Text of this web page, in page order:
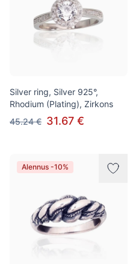
Silver ring, Silver 925°,
Rhodium (Plating), Zirkons
45.24 € 31.67 €
Alennus -10%